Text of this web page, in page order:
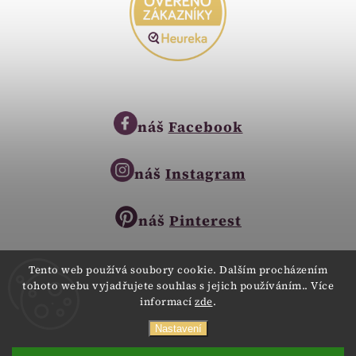
Tento web používá soubory cookie. Dalším procházením
tohoto webu vyjadřujete souhlas s jejich používáním.. Více
informací zde.
Nastavení
obchod@zlatnictvi-zlaticko.cz
náš Facebook
náš Instagram
náš Pinterest
Copyright © 2023
Všechna práva vyhrazena.
WebdesignDigitalka.cz